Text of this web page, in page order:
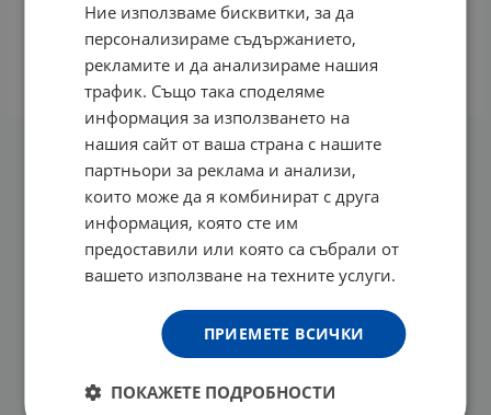
НОРМАЦЕЛ капсули * 60
32.21 € / 63.00 лв.
КУПИ
Ние използваме бисквитки, за да
персонализираме съдържанието,
рекламите и да анализираме нашия
трафик. Също така споделяме
информация за използването на
нашия сайт от ваша страна с нашите
партньори за реклама и анализи,
които може да я комбинират с друга
информация, която сте им
предоставили или която са събрали от
вашето използване на техните услуги.
ПРИЕМЕТЕ ВСИЧКИ
ПОКАЖЕТЕ ПОДРОБНОСТИ